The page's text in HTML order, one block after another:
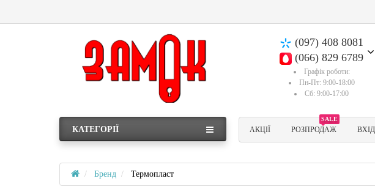
(097) 408 8081
(066) 829 6789
Графік роботи:
Пн-Пт: 9:00-18:00
Сб: 9:00-17:00
КАТЕГОРІЇ АКЦІЇ
SALE
РОЗПРОДАЖ
Бренд Термопласт